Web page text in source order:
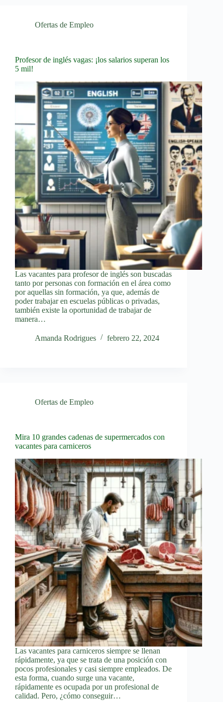
Ofertas de Empleo
Profesor de inglés vagas: ¡los salarios superan los
5 mil!
Las vacantes para profesor de inglés son buscadas
tanto por personas con formación en el área como
por aquellas sin formación, ya que, además de
poder trabajar en escuelas públicas o privadas,
también existe la oportunidad de trabajar de
manera…
Amanda Rodrigues febrero 22, 2024
Ofertas de Empleo
Mira 10 grandes cadenas de supermercados con
vacantes para carniceros
Las vacantes para carniceros siempre se llenan
rápidamente, ya que se trata de una posición con
pocos profesionales y casi siempre empleados. De
esta forma, cuando surge una vacante,
rápidamente es ocupada por un profesional de
calidad. Pero, ¿cómo conseguir…